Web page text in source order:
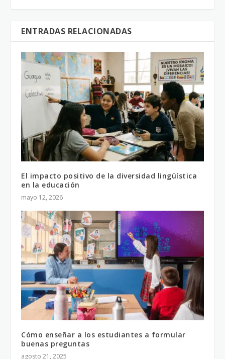
ENTRADAS RELACIONADAS
El impacto positivo de la diversidad lingüística
en la educación
mayo 12, 2026
Cómo enseñar a los estudiantes a formular
buenas preguntas
agosto 21, 2025